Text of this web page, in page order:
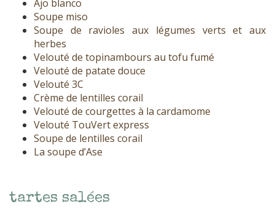
Ajo blanco
Soupe miso
Soupe de ravioles aux légumes verts et aux
herbes
Velouté de topinambours au tofu fumé
Velouté de patate douce
Velouté 3C
Crème de lentilles corail
Velouté de courgettes à la cardamome
Velouté TouVert express
Soupe de lentilles corail
La soupe d’Ase
tartes salées